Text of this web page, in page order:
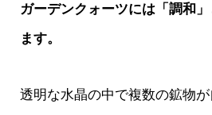
ガーデンクォーツには「調和
ます。
透明な水晶の中で複数の鉱物